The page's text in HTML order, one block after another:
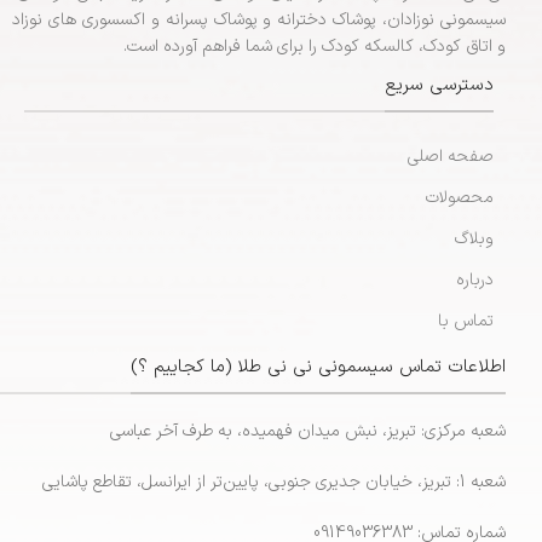
سیسمونی نوزادان، پوشاک دخترانه و پوشاک پسرانه و اکسسوری های نوزاد
و اتاق کودک، کالسکه کودک را برای شما فراهم آورده است.
دسترسی سریع
صفحه اصلی
محصولات
وبلاگ
درباره
تماس با
اطلاعات تماس سیسمونی نی نی طلا (ما کجاییم ؟)
شعبه مرکزی: تبریز، نبش میدان فهمیده، به طرف آخر عباسی
شعبه 1: تبریز، خیابان جدیری جنوبی، پایین‌تر از ایرانسل، تقاطع پاشایی
شماره تماس: 09149036383